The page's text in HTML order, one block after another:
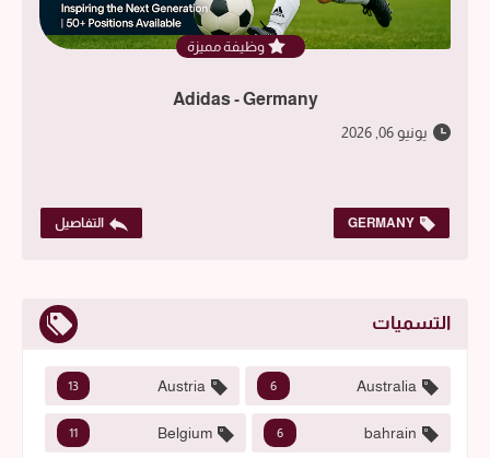
وظيفة مميزة
Adidas - Germany
يونيو 06, 2026
GERMANY التفاصيل
التسميات
Australia
6
Austria
13
bahrain
6
Belgium
11